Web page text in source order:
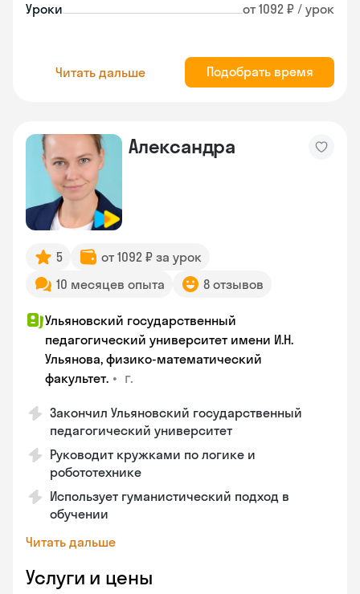
Уроки от 1092 ₽ / урок
Читать дальше Подобрать время
Александра
5
от 1092 ₽ за урок
10 месяцев опыта
8 отзывов
Ульяновский государственный
педагогический университет имени И.Н.
Ульянова, физико-математический
факультет. • г.
Закончил Ульяновский государственный
педагогический университет
Руководит кружками по логике и
робототехнике
Использует гуманистический подход в
обучении
Читать дальше
Услуги и цены